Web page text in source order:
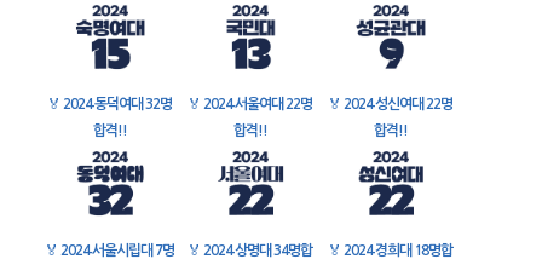
🏅 2024 동덕여대 32명
합격!!
🏅 2024 서울여대 22명
합격!!
🏅 2024 성신여대 22명
합격!!
🏅 2024 서울시립대 7명
🏅 2024 상명대 34명합
🏅 2024 경희대 18명합